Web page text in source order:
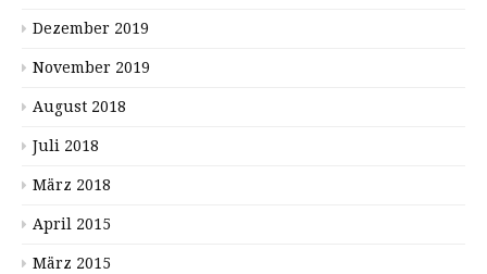
Dezember 2019
November 2019
August 2018
Juli 2018
März 2018
April 2015
März 2015